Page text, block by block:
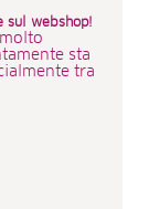
sul webshop!
sta
tra